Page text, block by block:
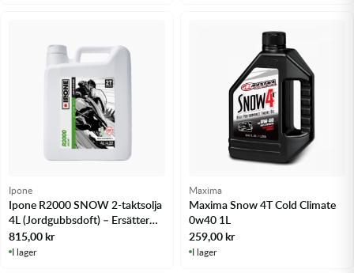
Vagnar
Variatordelar
Vinschar & Tillbehör
Vinterprodukter
Ipone
Ipone R2000 SNOW 2-taktsolja
4L (Jordgubbsdoft) – Ersätter
Snow Racing 2
815,00kr
I lager
Maxima
Maxima Snow 4T Cold Climate
0w40 1L
259,00kr
I lager